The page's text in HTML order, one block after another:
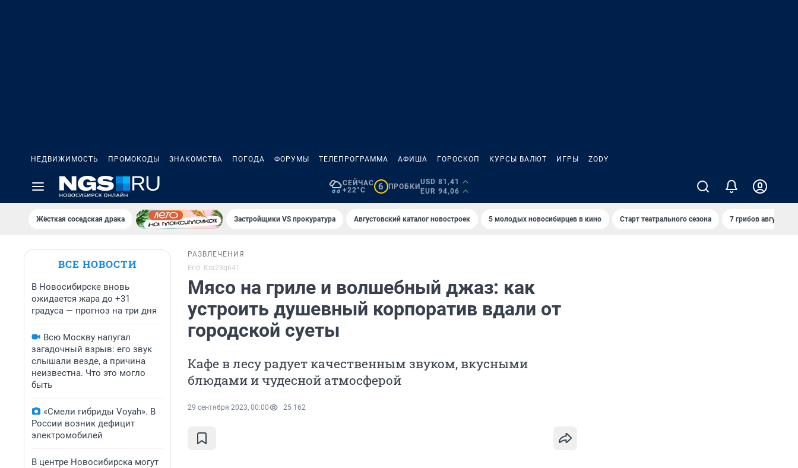
НЕДВИЖИМОСТЬ ПРОМОКОДЫ ЗНАКОМСТВА ПОГОДА ФОРУМЫ ТЕЛЕПРОГРАММА АФИША ГОРОСКОП КУРСЫ ВАЛЮТ ИГРЫ ZODY
СЕЙЧАС
+22°C
6 ПРОБКИ
USD 81,41
EUR 94,06
Жёсткая соседская драка Застройщики VS прокуратура Августовский каталог новостроек 5 молодых новосибирцев в кино Старт театрального сезона 7 грибов августа
ВСЕ НОВОСТИ
В Новосибирске вновь
ожидается жара до +31
градуса — прогноз на три дня
Всю Москву напугал
загадочный взрыв: его звук
слышали везде, а причина
неизвестна. Что это могло
быть
«Смели гибриды Voyah». В
России возник дефицит
электромобилей
В центре Новосибирска могут
РАЗВЛЕЧЕНИЯ
Erid: Kra23q641
Мясо на гриле и волшебный джаз: как
устроить душевный корпоратив вдали от
городской суеты
Кафе в лесу радует качественным звуком, вкусными
блюдами и чудесной атмосферой
29 сентября 2023, 00:00 25 162